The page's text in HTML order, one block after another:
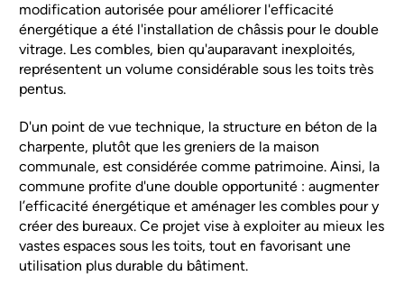
modification autorisée pour améliorer l'efficacité
énergétique a été l'installation de châssis pour le double
vitrage. Les combles, bien qu'auparavant inexploités,
représentent un volume considérable sous les toits très
pentus.
D'un point de vue technique, la structure en béton de la
charpente, plutôt que les greniers de la maison
communale, est considérée comme patrimoine. Ainsi, la
commune profite d'une double opportunité : augmenter
l’efficacité énergétique et aménager les combles pour y
créer des bureaux. Ce projet vise à exploiter au mieux les
vastes espaces sous les toits, tout en favorisant une
utilisation plus durable du bâtiment.